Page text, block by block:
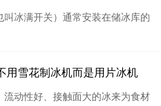
叫冰满开关）通常安装在储冰库的
用雪花制冰机而是用片冰机
流动性好、接触面大的冰来为食材